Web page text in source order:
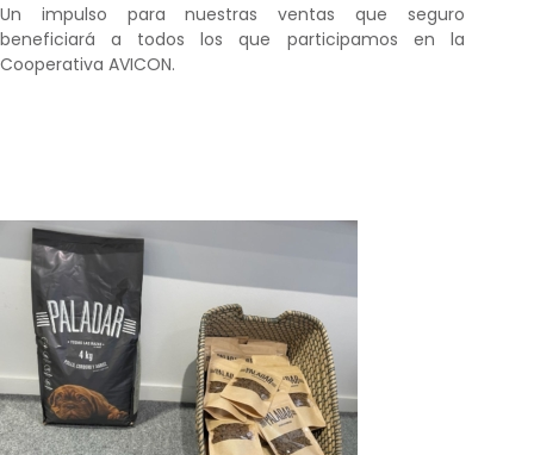
Un impulso para nuestras ventas que seguro
beneficiará a todos los que participamos en la
Cooperativa AVICON.